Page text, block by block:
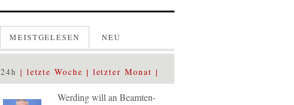
MEISTGELESEN NEU
24h letzte Woche letzter Monat
Werding will an Beamten-